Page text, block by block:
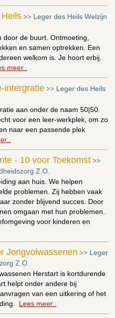
>> Leger des Heils Welzijn
de buurt. Ontmoeting,
en samen optrekken. Een
welkom is. Je hoort erbij.
meer..
intergratie >> Leger des Heils
aan onder de naam 50|50.
voor een leer-werkplek, om zo
naar een passende plek
- 10 voor Toekomst >>
Z.O.
aan huis. We helpen
problemen. Zij hebben vaak
zonder blijvend succes. Door
omgaan met hun problemen.
voor kinderen en
Jongvolwassenen >> Leger
Z.O.
Herstart is kortdurende
helpt onder andere bij
van een uitkering of het
Lees meer..